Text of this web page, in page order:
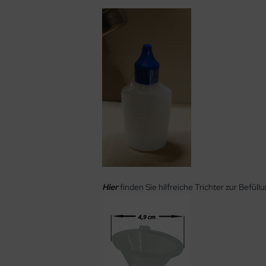
Hierfinden Sie hilfreiche Trichter zur